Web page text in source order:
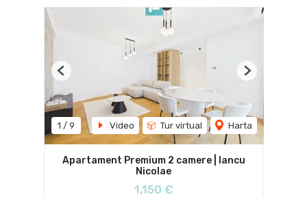
1 / 9 Video Tur virtual Harta
Previous Next
Apartament Premium 2 camere | Iancu
Nicolae
1,150 €